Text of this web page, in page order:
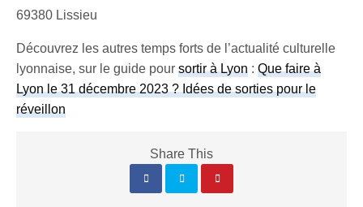
69380 Lissieu
Découvrez les autres temps forts de l’actualité culturelle
lyonnaise, sur le guide poursortir à Lyon :Que faire à
Lyon le 31 décembre 2023 ? Idées de sorties pour le
réveillon
Share This